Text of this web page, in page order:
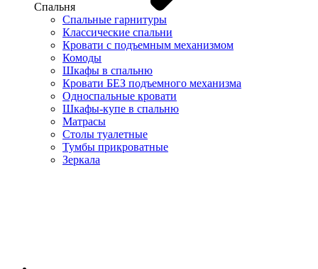
Спальня
Спальные гарнитуры
Классические спальни
Кровати с подъемным механизмом
Комоды
Шкафы в спальню
Кровати БЕЗ подъемного механизма
Односпальные кровати
Шкафы-купе в спальню
Матрасы
Столы туалетные
Тумбы прикроватные
Зеркала